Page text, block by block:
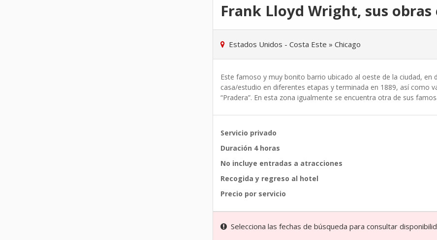
Frank Lloyd Wright, sus obras
Estados Unidos - Costa Este » Chicago
Este famoso y muy bonito barrio ubicado al oeste de la ciudad, en
casa/estudio en diferentes etapas y terminada en 1889, así como
“Pradera”. En esta zona igualmente se encuentra otra de sus
Servicio privado
Duración 4 horas
No incluye entradas a atracciones
Recogida y regreso al hotel
Precio por servicio
Selecciona las fechas de búsqueda para consultar